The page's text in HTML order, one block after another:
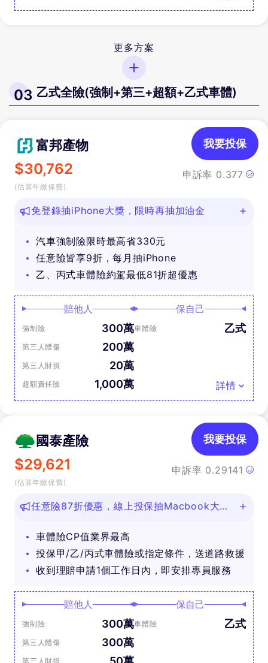
更多方案
03 乙式全險(強制+第三+超額+乙式車體)
富邦產物
$30,762
(估算年繳保費)
申訴率 0.377
我要投保
免登錄抽iPhone大獎，限時再抽加油金
汽車強制險限時最高省330元
任意險皆享9折，每月抽iPhone
乙、丙式車體險約駕最低81折超優惠
賠他人
強制險 300萬
第三人體傷 200萬
第三人財損 20萬
超額責任險 1,000萬
保自己
車體險 乙式
詳情
國泰產險
$29,621
(估算年繳保費)
申訴率 0.29141
我要投保
任意險87折優惠，線上投保抽Macbook大
車體險CP值業界最高
投保甲/乙/丙式車體險或指定條件，送道路救援
收到理賠申請1個工作日內，即安排專員服務
賠他人
強制險 300萬
第三人體傷 300萬
第三人財損
保自己
車體險 乙式